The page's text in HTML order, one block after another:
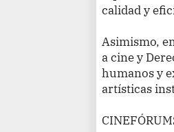
calidad y
Asimismo,
a cine y
humanos y
artísticas